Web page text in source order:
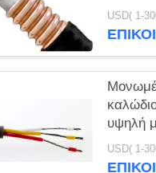
500V
υψηλή